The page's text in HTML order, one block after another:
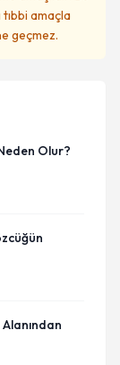
amaçla
geçmez.
Olur?